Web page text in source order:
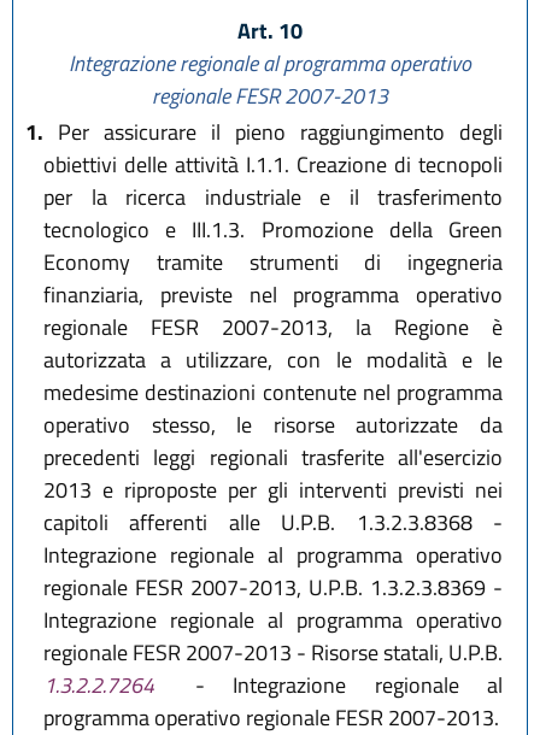
Art. 10
Integrazione regionale al programma operativo
regionale FESR 2007-2013
1. Per assicurare il pieno raggiungimento degli
obiettivi delle attività I.1.1. Creazione di tecnopoli
per la ricerca industriale e il trasferimento
tecnologico e III.1.3. Promozione della Green
Economy tramite strumenti di ingegneria
finanziaria, previste nel programma operativo
regionale FESR 2007-2013, la Regione è
autorizzata a utilizzare, con le modalità e le
medesime destinazioni contenute nel programma
operativo stesso, le risorse autorizzate da
precedenti leggi regionali trasferite all'esercizio
2013 e riproposte per gli interventi previsti nei
capitoli afferenti alle U.P.B. 1.3.2.3.8368 -
Integrazione regionale al programma operativo
regionale FESR 2007-2013, U.P.B. 1.3.2.3.8369 -
Integrazione regionale al programma operativo
regionale FESR 2007-2013 - Risorse statali, U.P.B.
1.3.2.2.7264
- Integrazione regionale al
programma operativo regionale FESR 2007-2013.